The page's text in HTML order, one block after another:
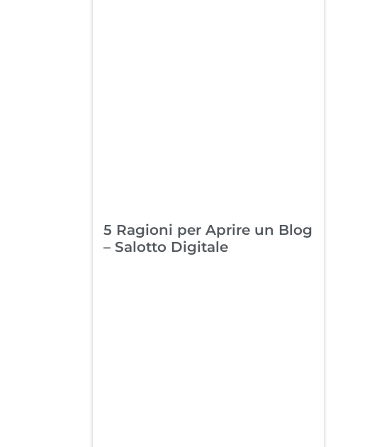
5 Ragioni per Aprire un Blog
– Salotto Digitale